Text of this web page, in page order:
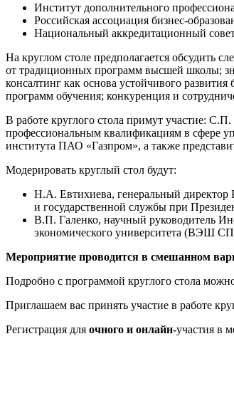
Институт дополнительного
Российская ассоциация бизнес-
Национальный аккредитационный
На круглом столе предполагается обсудить
от традиционных программ высшей школы;
консалтинг как основа устойчивого
программ обучения; конкуренция и
В работе круглого стола примут участие:
профессиональным квалификациям в сфере
института ПАО «Газпром», а также
Модерировать круглый стол будут:
Н.А. Евтихиева, генеральный директор
и государственной службы при
В.П. Галенко, научный руководитель
экономического университета (ВЭШ
Мероприятие проводится в смешанном
Подробно с программой круглого стола
Приглашаем вас принять участие в работе
Регистрация для очного и онлайн-участия в